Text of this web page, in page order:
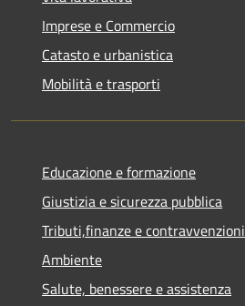
Imprese e Commercio
Catasto e urbanistica
Mobilità e trasporti
Educazione e formazione
Giustizia e sicurezza pubblica
Tributi,finanze e contravvenzioni
Ambiente
Salute, benessere e assistenza